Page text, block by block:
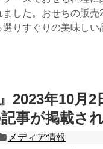
ました。おせちの販
りすぐりの美味し
』2023年10月
事が掲載され
メディア情報